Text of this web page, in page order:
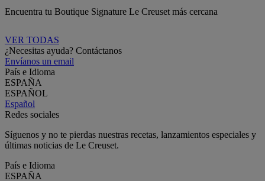
Encuentra tu Boutique Signature Le Creuset más cercana
VER TODAS
¿Necesitas ayuda? Contáctanos
Envíanos un email
País e Idioma
ESPAÑA
ESPAÑOL
Español
Redes sociales
Síguenos y no te pierdas nuestras recetas, lanzamientos especiales y
últimas noticias de Le Creuset.
País e Idioma
ESPAÑA